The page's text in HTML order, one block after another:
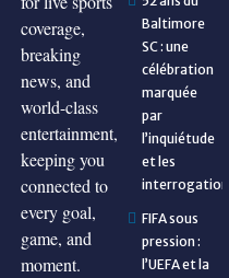
coverage,
breaking
news, and
world-class
entertainment,
keeping you
connected to
every goal,
game, and
moment.
Baltimore
SC : une
célébration
marquée
par
l’inquiétude
et les
interrogations
FIFA sous
pression :
l’UEFA et la